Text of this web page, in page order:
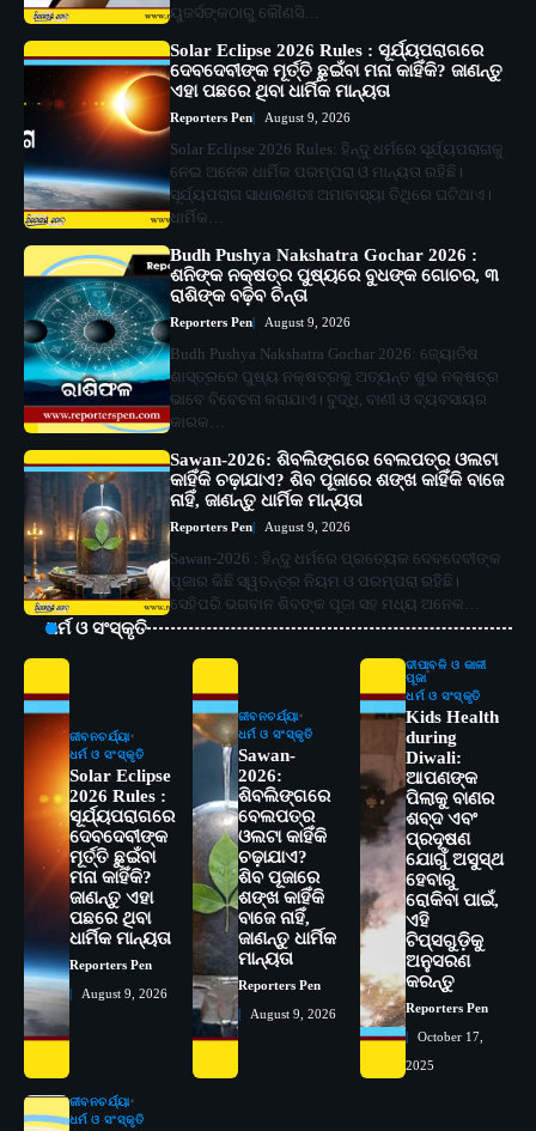
ୟୁଜର୍ସଙ୍କଠାରୁ କୌଣସି…
Solar Eclipse 2026 Rules : ସୂର୍ଯ୍ୟପରାଗରେ
ଦେବଦେବୀଙ୍କ ମୂର୍ତ୍ତି ଛୁଇଁବା ମନା କାହିଁକି? ଜାଣନ୍ତୁ
ଏହା ପଛରେ ଥିବା ଧାର୍ମିକ ମାନ୍ୟତା
Reporters Pen August 9, 2026
Solar Eclipse 2026 Rules: ହିନ୍ଦୁ ଧର୍ମରେ ସୂର୍ଯ୍ୟପରାଗକୁ
ନେଇ ଅନେକ ଧାର୍ମିକ ପରମ୍ପରା ଓ ମାନ୍ୟତା ରହିଛି।
ସୂର୍ଯ୍ୟପରାଗ ସାଧାରଣତଃ ଅମାବାସ୍ୟା ତିଥିରେ ଘଟିଥାଏ।
ଧାର୍ମିକ…
Budh Pushya Nakshatra Gochar 2026 :
ଶନିଙ୍କ ନକ୍ଷତ୍ର ପୁଷ୍ୟରେ ବୁଧଙ୍କ ଗୋଚର, ୩
ରାଶିଙ୍କ ବଢ଼ିବ ଚିନ୍ତା
Reporters Pen August 9, 2026
Budh Pushya Nakshatra Gochar 2026: ଜ୍ୟୋତିଷ
ଶାସ୍ତ୍ରରେ ପୁଷ୍ୟ ନକ୍ଷତ୍ରକୁ ଅତ୍ୟନ୍ତ ଶୁଭ ନକ୍ଷତ୍ର
ଭାବେ ବିବେଚନା କରାଯାଏ। ବୁଦ୍ଧି, ବାଣୀ ଓ ବ୍ୟବସାୟର
କାରକ…
Sawan-2026: ଶିବଲିଙ୍ଗରେ ବେଲପତ୍ର ଓଲଟା
କାହିଁକି ଚଢ଼ାଯାଏ? ଶିବ ପୂଜାରେ ଶଙ୍ଖ କାହିଁକି ବାଜେ
ନାହିଁ, ଜାଣନ୍ତୁ ଧାର୍ମିକ ମାନ୍ୟତା
Reporters Pen August 9, 2026
Sawan-2026 : ହିନ୍ଦୁ ଧର୍ମରେ ପ୍ରତ୍ୟେକ ଦେବଦେବୀଙ୍କ
ପୂଜାର କିଛି ସ୍ୱତନ୍ତ୍ର ନିୟମ ଓ ପରମ୍ପରା ରହିଛି।
ସେହିପରି ଭଗବାନ ଶିବଙ୍କ ପୂଜା ସହ ମଧ୍ୟ ଅନେକ…
ଧର୍ମ ଓ ସଂସ୍କୃତି
ଜୀବନଚର୍ଯ୍ୟା
ଧର୍ମ ଓ ସଂସ୍କୃତି
Solar Eclipse
2026 Rules :
ସୂର୍ଯ୍ୟପରାଗରେ
ଦେବଦେବୀଙ୍କ
ମୂର୍ତ୍ତି ଛୁଇଁବା
ମନା କାହିଁକି?
ଜାଣନ୍ତୁ ଏହା
ପଛରେ ଥିବା
ଧାର୍ମିକ ମାନ୍ୟତା
Reporters Pen
August 9, 2026
ଜୀବନଚର୍ଯ୍ୟା
ଧର୍ମ ଓ ସଂସ୍କୃତି
Sawan-
2026:
ଶିବଲିଙ୍ଗରେ
ବେଲପତ୍ର
ଓଲଟା କାହିଁକି
ଚଢ଼ାଯାଏ?
ଶିବ ପୂଜାରେ
ଶଙ୍ଖ କାହିଁକି
ବାଜେ ନାହିଁ,
ଜାଣନ୍ତୁ ଧାର୍ମିକ
ମାନ୍ୟତା
Reporters Pen
August 9, 2026
ଦୀପାବଳି ଓ କାଳୀ
ପୂଜା
ଧର୍ମ ଓ ସଂସ୍କୃତି
Kids Health
during
Diwali:
ଆପଣଙ୍କ
ପିଲାକୁ ବାଣର
ଶବ୍ଦ ଏବଂ
ପ୍ରଦୂଷଣ
ଯୋଗୁଁ ଅସୁସ୍ଥ
ହେବାରୁ
ରୋକିବା ପାଇଁ,
ଏହି
ଟିପ୍ସଗୁଡ଼ିକୁ
ଅନୁସରଣ
କରନ୍ତୁ
Reporters Pen
October 17,
2025
ଜୀବନଚର୍ଯ୍ୟା
ଧର୍ମ ଓ ସଂସ୍କୃତି
ସୋଆର ୨୦ତମ ପ୍ରତିଷ୍ଠା ଦିବସରେ
ବିଶ୍ୱବିଦ୍ୟାଳୟର ସଫଳତା, ଉତ୍କର୍ଷତା ଓ
ଅଗ୍ରଗତିର ସ୍ମୃତିଚାରଣ
Reporters Pen
3
ରୋଗୀମାନେ ଡାକ୍ତରଙ୍କୁ ଭଗବାନ ସଦୃଶ
ମାନନ୍ତି: ସୋଆ ଉପସଭାପତି
4